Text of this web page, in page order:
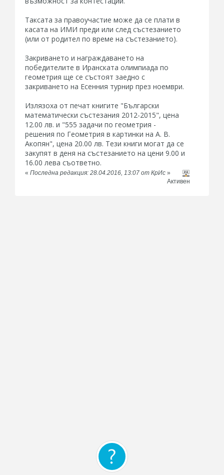
Таксата за правоучастие може да се плати в
касата на ИМИ преди или след състезанието
(или от родител по време на състезанието).
Закриването и награждаването на
победителите в Иранската олимпиада по
геометрия ще се състоят заедно с
закриването на Есенния турнир през ноември.
Излязоха от печат книгите "Български
математически състезания 2012-2015", цена
12.00 лв. и "555 задачи по геометрия -
решения по Геометрия в картинки на А. В.
Акопян", цена 20.00 лв. Тези книги могат да се
закупят в деня на състезанието на цени 9.00 и
16.00 лева съответно.
« Последна редакция: 28.04.2016, 13:07 от КрИс »
Активен